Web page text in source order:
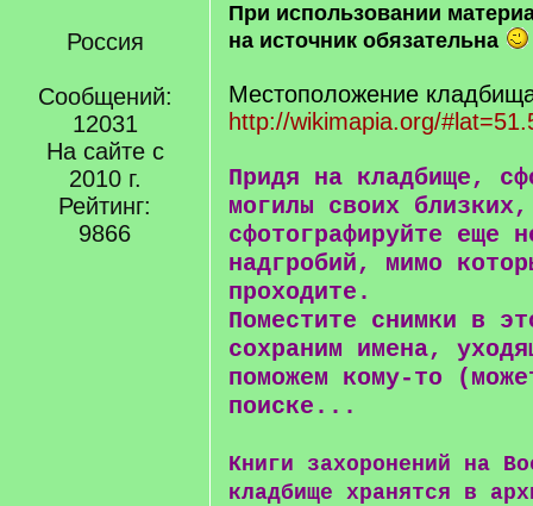
Россия
Сообщений:
12031
На сайте с
2010 г.
Рейтинг:
9866
При использовании
на источник обязательна
Местоположение
http://wikimapia.org/
Придя на кладбище,
могилы своих близких,
сфотографируйте еще
надгробий, мимо
проходите.
Поместите снимки в
сохраним имена,
поможем кому-то
поиске...
Книги захоронений на
кладбище хранятся в